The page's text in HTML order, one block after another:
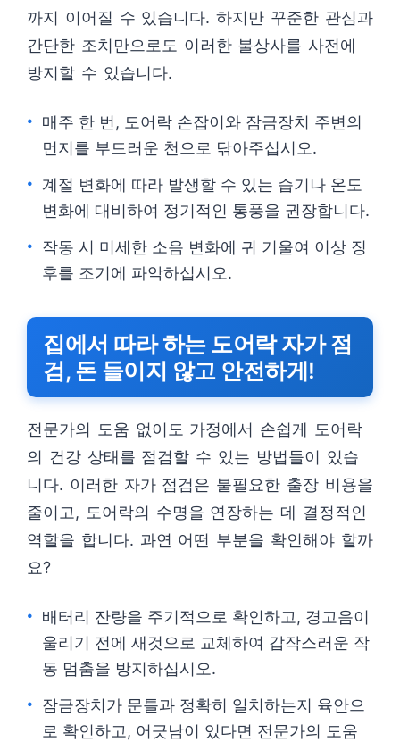
까지 이어질 수 있습니다. 하지만 꾸준한 관심과
간단한 조치만으로도 이러한 불상사를 사전에
방지할 수 있습니다.
매주 한 번, 도어락 손잡이와 잠금장치 주변의
먼지를 부드러운 천으로 닦아주십시오.
계절 변화에 따라 발생할 수 있는 습기나 온도
변화에 대비하여 정기적인 통풍을 권장합니다.
작동 시 미세한 소음 변화에 귀 기울여 이상 징
후를 조기에 파악하십시오.
집에서 따라 하는 도어락 자가 점
검, 돈 들이지 않고 안전하게!
전문가의 도움 없이도 가정에서 손쉽게 도어락
의 건강 상태를 점검할 수 있는 방법들이 있습
니다. 이러한 자가 점검은 불필요한 출장 비용을
줄이고, 도어락의 수명을 연장하는 데 결정적인
역할을 합니다. 과연 어떤 부분을 확인해야 할까
요?
배터리 잔량을 주기적으로 확인하고, 경고음이
울리기 전에 새것으로 교체하여 갑작스러운 작
동 멈춤을 방지하십시오.
잠금장치가 문틀과 정확히 일치하는지 육안으
로 확인하고, 어긋남이 있다면 전문가의 도움